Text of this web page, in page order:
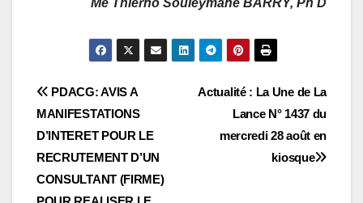
Navigation
de
l’article
Actualité : La Une de La
Lance N° 1437 du
mercredi 28 août en
kiosque
PDACG: AVIS A
MANIFESTATIONS
D’INTERET POUR LE
RECRUTEMENT D’UN
CONSULTANT (FIRME)